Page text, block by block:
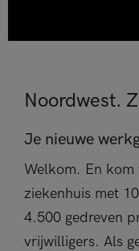
Noordwest.
Je nieuwe
Welkom. En kom
ziekenhuis met
4.500 gedreven
vrijwilligers. Als